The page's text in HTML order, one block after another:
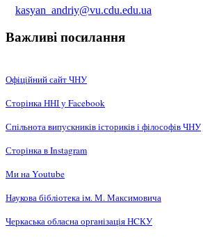
kasyan_andriy@vu.cdu.edu.ua
Важливі посилання
Офіційний сайт ЧНУ
Сторінка ННІ у Facebook
Спільнота випускників істориків і філософів ЧНУ
Сторінка в Instagram
Ми на Youtube
Наукова бібліотека ім. М. Максимовича
Черкаська обласна організація НCКУ